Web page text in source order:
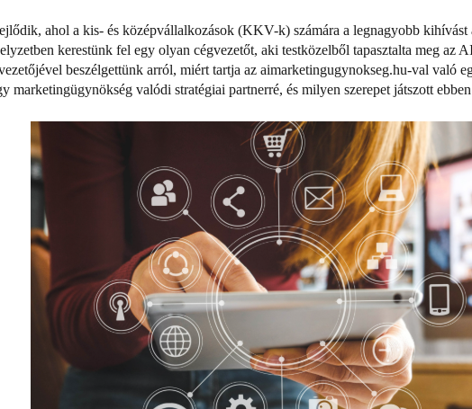
ahol a kis- és középvállalkozások (KKV-k) számára a legnagyobb kihívást
kerestünk fel egy olyan cégvezetőt, aki testközelből tapasztalta meg az
beszélgettünk arról, miért tartja az aimarketingugynokseg.hu-val való
valódi stratégiai partnerré, és milyen szerepet játszott